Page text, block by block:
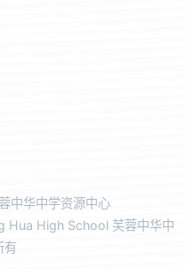
中华中学资源中心
High School 芙蓉中华中
有